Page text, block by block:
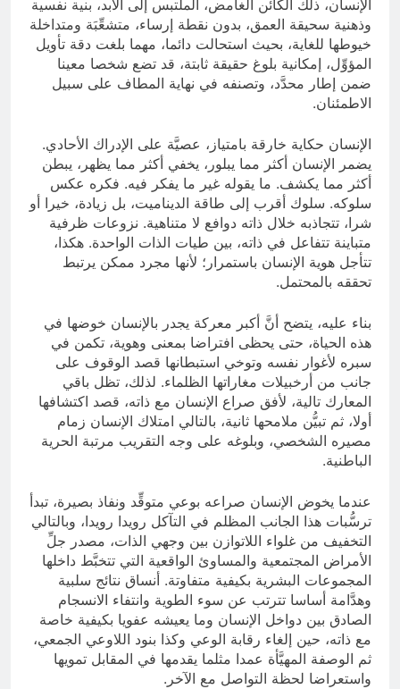
الإنسان، ذلك الكائن الغامض، الملتبس إلى الأبد، بنية نفسية
وذهنية سحيقة العمق، بدون نقطة إرساء، متشعِّبَة ومتداخلة
خيوطها للغاية، بحيث استحالت دائما، مهما بلغت دقة تأويل
المؤوِّل، إمكانية بلوغ حقيقة ثابتة، قد تضع شخصا معينا
ضمن إطار محدَّد، وتصنفه في نهاية المطاف على سبيل
الاطمئنان.
الإنسان حكاية خارقة بامتياز، عصيَّة على الإدراك الأحادي.
يضمر الإنسان أكثر مما يبلور، يخفي أكثر مما يظهر، يبطن
أكثر مما يكشف. ما يقوله غير ما يفكر فيه. فكره عكس
سلوكه. سلوك أقرب إلى طاقة الديناميت، بل زيادة، خيرا أو
شرا، تتجاذبه خلال ذاته دوافع لا متناهية. نزوعات ظرفية
متباينة تتفاعل في ذاته، بين طيات الذات الواحدة. هكذا،
تتأجل هوية الإنسان باستمرار؛ لأنها مجرد ممكن يرتبط
تحققه بالمحتمل.
بناء عليه، يتضح أنَّ أكبر معركة يجدر بالإنسان خوضها في
هذه الحياة، حتى يحظى افتراضا بمعنى وهوية، تكمن في
سبره لأغوار نفسه وتوخي استبطانها قصد الوقوف على
جانب من أرخبيلات مغاراتها الظلماء. لذلك، تظل باقي
المعارك تالية، لأفق صراع الإنسان مع ذاته، قصد اكتشافها
أولا، ثم تبيُّن ملامحها ثانية، بالتالي امتلاك الإنسان زمام
مصيره الشخصي، وبلوغه على وجه التقريب مرتبة الحرية
الباطنية.
عندما يخوض الإنسان صراعه بوعي متوقِّد ونفاذ بصيرة، تبدأ
ترسُّبات هذا الجانب المظلم في التآكل رويدا رويدا، وبالتالي
التخفيف من غلواء اللاتوازن بين وجهي الذات، مصدر جلِّ
الأمراض المجتمعية والمساوئ الواقعية التي تتخبَّط داخلها
المجموعات البشرية بكيفية متفاوتة. أنساق نتائج سلبية
وهدَّامة أساسا تترتب عن سوء الطوية وانتفاء الانسجام
الصادق بين دواخل الإنسان وما يعيشه عفويا بكيفية خاصة
مع ذاته، حين إلغاء رقابة الوعي وكذا بنود اللاوعي الجمعي،
ثم الوصفة المهيَّأة عمدا مثلما يقدمها في المقابل تمويها
واستعراضا لحظة التواصل مع الآخر.